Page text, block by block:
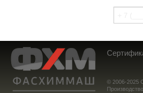
© 2006-